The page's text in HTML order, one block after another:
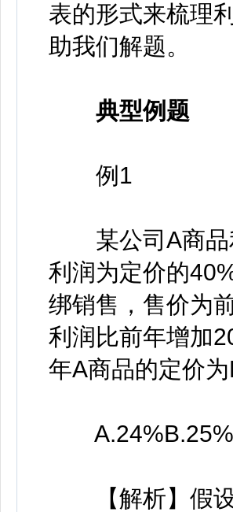
表的形式来梳理
助我们解题。
典型例题
例1
某公司A商品
利润为定价的
绑销售，售价为
利润比前年增加
年A商品的定价
【解析】假设